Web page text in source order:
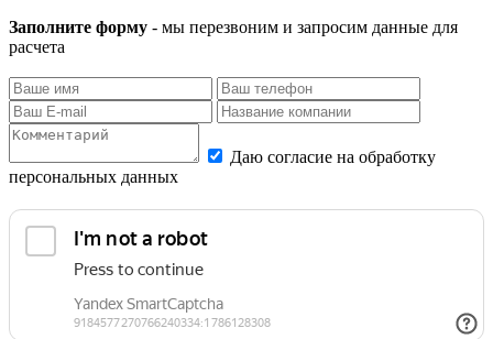
Заполните форму - мы перезвоним и запросим данные для
расчета
Даю согласие на обработку
персональных данных